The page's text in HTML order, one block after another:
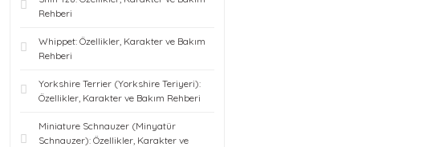
Rehberi
Whippet: Özellikler, Karakter ve Bakım
Rehberi
Yorkshire Terrier (Yorkshire Teriyeri):
Özellikler, Karakter ve Bakım Rehberi
Miniature Schnauzer (Minyatür
Schnauzer): Özellikler, Karakter ve